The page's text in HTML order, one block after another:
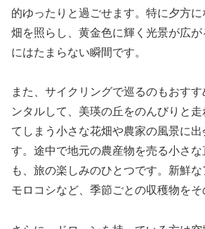
的ゆったりと過ごせます。特に夕方
畑を照らし、黄金色に輝く光景が広
にはたまらない瞬間です。
また、サイクリングで巡るのもおす
ンタルして、美瑛の丘をのんびりと
てしまう小さな花畑や農家の風景に出
す。途中で地元の農産物を売る小さ
も、旅の楽しみのひとつです。新鮮
モロコシなど、季節ごとの収穫物をそ